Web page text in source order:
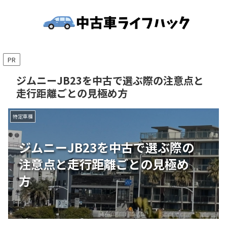
PR
ジムニーJB23を中古で選ぶ際の注意点と
走行距離ごとの見極め方
ジムニーJB23を中古で選ぶ際の
注意点と走行距離ごとの見極め
方
特定車種